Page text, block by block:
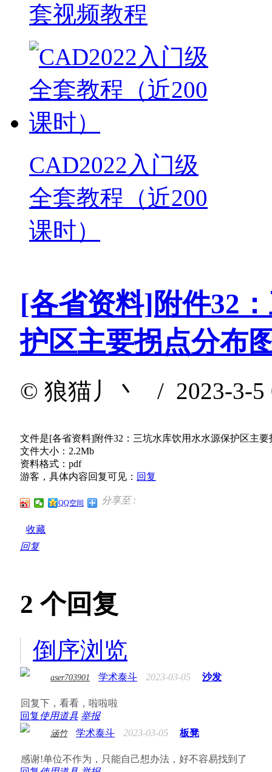
套视频教程
CAD2022入门级
全套教程（近200
课时）
[各省资料]附件32
护区主要拐点分布
© 狼猫丿丶 / 2023-3-
文件是[各省资料]附件32：三坑水库饮用水水源保护区主
文件大小：2.2Mb
资料格式：pdf
游客，具体内容回复可见： 回复
分享至 :
QQ空间
收藏
回复
2 个回复
倒序浏览
aser703901 学术泰斗 2023-03-05 沙发
回复下，看看，啦啦啦
回复使用道具 举报
涵竹 学术泰斗 2023-03-05 板凳
感谢!单位不作为，只能自己想办法，好不容易找到了